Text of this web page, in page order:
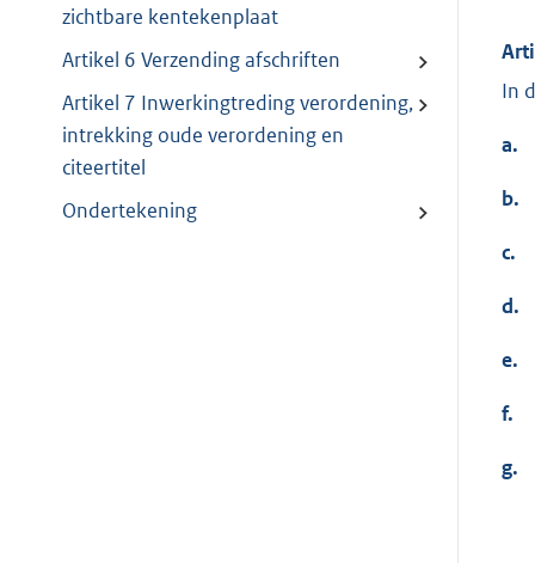
zichtbare kentekenplaat
Artikel 6 Verzending afschriften
Artikel 7 Inwerkingtreding verordening,
intrekking oude verordening en
citeertitel
Ondertekening
In
a.
b.
c.
d.
e.
f.
g.